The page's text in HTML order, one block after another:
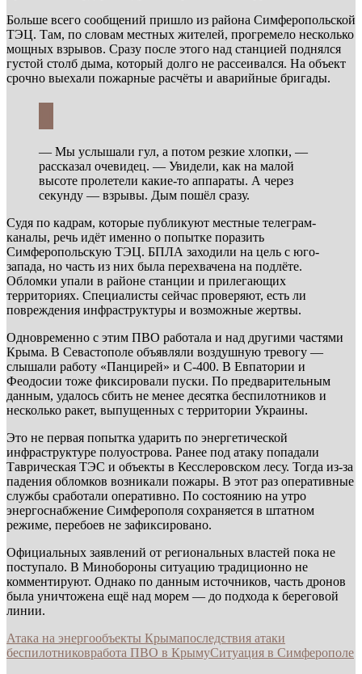
Больше всего сообщений пришло из района Симферопольской
ТЭЦ. Там, по словам местных жителей, прогремело несколько
мощных взрывов. Сразу после этого над станцией поднялся
густой столб дыма, который долго не рассеивался. На объект
срочно выехали пожарные расчёты и аварийные бригады.
— Мы услышали гул, а потом резкие хлопки, —
рассказал очевидец. — Увидели, как на малой
высоте пролетели какие-то аппараты. А через
секунду — взрывы. Дым пошёл сразу.
Судя по кадрам, которые публикуют местные телеграм-
каналы, речь идёт именно о попытке поразить
Симферопольскую ТЭЦ. БПЛА заходили на цель с юго-
запада, но часть из них была перехвачена на подлёте.
Обломки упали в районе станции и прилегающих
территориях. Специалисты сейчас проверяют, есть ли
повреждения инфраструктуры и возможные жертвы.
Одновременно с этим ПВО работала и над другими частями
Крыма. В Севастополе объявляли воздушную тревогу —
слышали работу «Панцирей» и С-400. В Евпатории и
Феодосии тоже фиксировали пуски. По предварительным
данным, удалось сбить не менее десятка беспилотников и
несколько ракет, выпущенных с территории Украины.
Это не первая попытка ударить по энергетической
инфраструктуре полуострова. Ранее под атаку попадали
Таврическая ТЭС и объекты в Кесслеровском лесу. Тогда из-за
падения обломков возникали пожары. В этот раз оперативные
службы сработали оперативно. По состоянию на утро
энергоснабжение Симферополя сохраняется в штатном
режиме, перебоев не зафиксировано.
Официальных заявлений от региональных властей пока не
поступало. В Минобороны ситуацию традиционно не
комментируют. Однако по данным источников, часть дронов
была уничтожена ещё над морем — до подхода к береговой
линии.
Атака на энергообъекты Крымапоследствия атаки
беспилотниковработа ПВО в КрымуСитуация в Симферополе